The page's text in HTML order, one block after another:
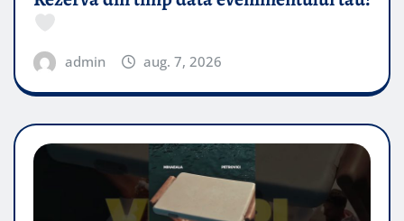
admin aug. 7, 2026